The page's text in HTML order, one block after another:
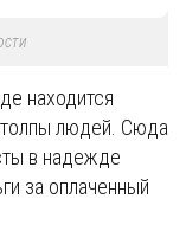
находится
толпы людей. Сюда
в надежде
за оплаченный